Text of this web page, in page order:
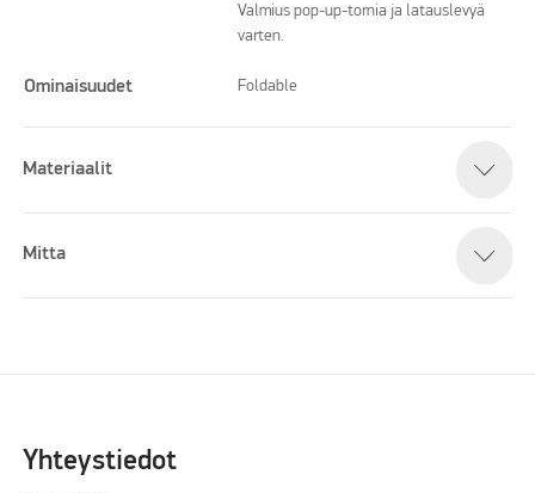
Valmius pop-up-tornia ja latauslevyä
varten.
Ominaisuudet Foldable
Materiaalit
Mitta
Yhteystiedot